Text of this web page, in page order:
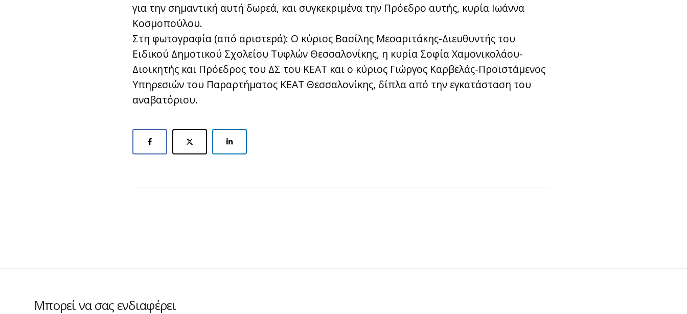
για την σημαντική αυτή δωρεά, και συγκεκριμένα την Πρόεδρο αυτής, κυρία Ιωάννα
Κοσμοπούλου.
Στη φωτογραφία (από αριστερά): Ο κύριος Βασίλης Μεσαριτάκης-Διευθυντής του
Ειδικού Δημοτικού Σχολείου Τυφλών Θεσσαλονίκης, η κυρία Σοφία Χαμονικολάου-
Διοικητής και Πρόεδρος του ΔΣ του ΚΕΑΤ και ο κύριος Γιώργος Καρβελάς-Προϊστάμενος
Υπηρεσιών του Παραρτήματος ΚΕΑΤ Θεσσαλονίκης, δίπλα από την εγκατάσταση του
αναβατόριου.
Μπορεί να σας ενδιαφέρει